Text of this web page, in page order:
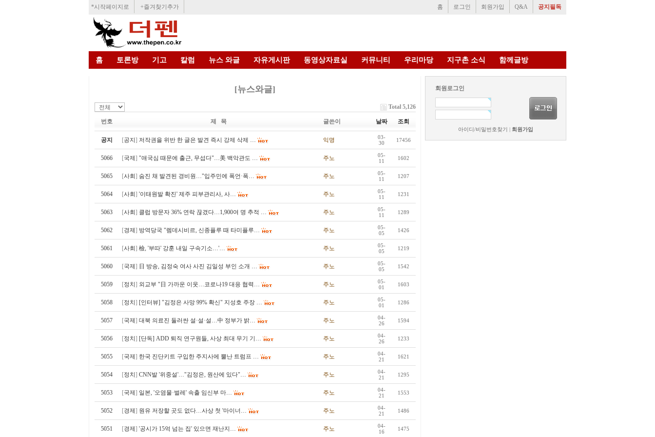
*시작페이지로 +즐겨찾기추가 홈 로그인 회원가입 Q&A 공지필독
홈 토론방 기고 칼럼 뉴스 와글 자유게시판 동영상자료실 커뮤니티 우리마당 지구촌 소식 함께글방
[뉴스와글]
Total 5,126
번호 제 목 글쓴이 날짜 조회
공지 [공지] 저작권을 위반 한 글은 발견 즉시 강제 삭제 … 익명
03-
30
17456
5066 [국제] "애국심 때문에 출근, 무섭다"…美 백악관도 … 주노
05-
11
1602
5065 [사회] 숨진 채 발견된 경비원…"입주민에 폭언·폭… 주노
05-
11
1207
5064 [사회] '이태원발 확진' 제주 피부관리사, 사… 주노
05-
11
1231
5063 [사회] 클럽 방문자 36% 연락 끊겼다…1,900여 명 추적 … 주노
05-
11
1289
5062 [경제] 방역당국 "렘데시비르, 신종플루 때 타미플루… 주노
05-
05
1426
5061 [사회] 檢, '부따' 강훈 내일 구속기소…'… 주노
05-
05
1219
5060 [국제] 日 방송, 김정숙 여사 사진 김일성 부인 소개 … 주노
05-
05
1542
5059 [정치] 외교부 "日 가까운 이웃…코로나19 대응 협력… 주노
05-
01
1603
5058 [정치] [인터뷰] "김정은 사망 99% 확신" 지성호 주장 … 주노
05-
01
1286
5057 [국제] 대북 의료진 둘러싼 설·설·설…中 정부가 밝… 주노
04-
26
1594
5056 [정치] [단독] ADD 퇴직 연구원들, 사상 최대 무기 기… 주노
04-
26
1233
5055 [국제] 한국 진단키트 구입한 주지사에 뿔난 트럼프 … 주노
04-
21
1621
5054 [정치] CNN발 '위중설'…"김정은, 원산에 있다"… 주노
04-
21
1295
5053 [국제] 일본, '오염물·벌레' 속출 임신부 마… 주노
04-
21
1553
5052 [경제] 원유 저장할 곳도 없다…사상 첫 '마이너… 주노
04-
21
1486
5051 [경제] '공시가 15억 넘는 집' 있으면 재난지… 주노
04-
16
1475
회원로그인
아이디/비밀번호찾기 회원가입